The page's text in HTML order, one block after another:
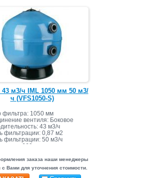
м3/ч IML 1050 мм 50 м3/
ч (VFS1050-S)
фильтра: 1050 мм
вентиля: Боковое
43 м3/ч
фильтрации: 0,87 м2
фильтрации: 50 м3/ч
660 кг
заказа наши менеджеры
с Вами для уточнения стоимости.